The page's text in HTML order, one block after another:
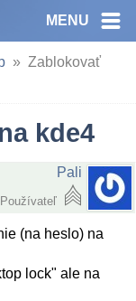
MENU
Zablokovať
kde4
Pali
Používateľ
(na heslo) na
lock" ale na